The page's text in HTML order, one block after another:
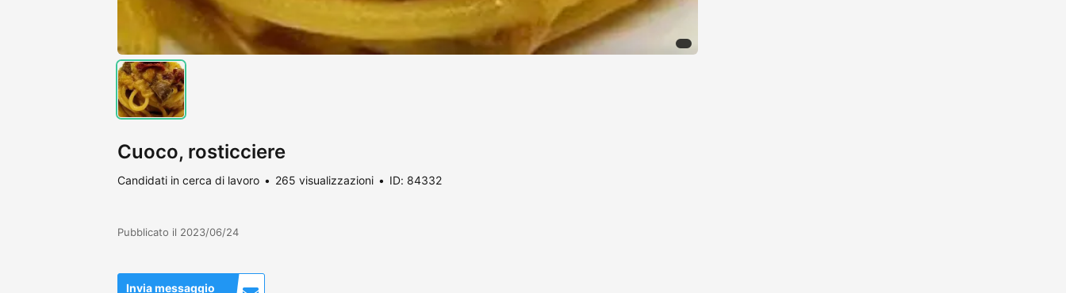
Cuoco, rosticciere
Candidati in cerca di lavoro 265 visualizzazioni ID: 84332
Pubblicato il 2023/06/24
Invia messaggio